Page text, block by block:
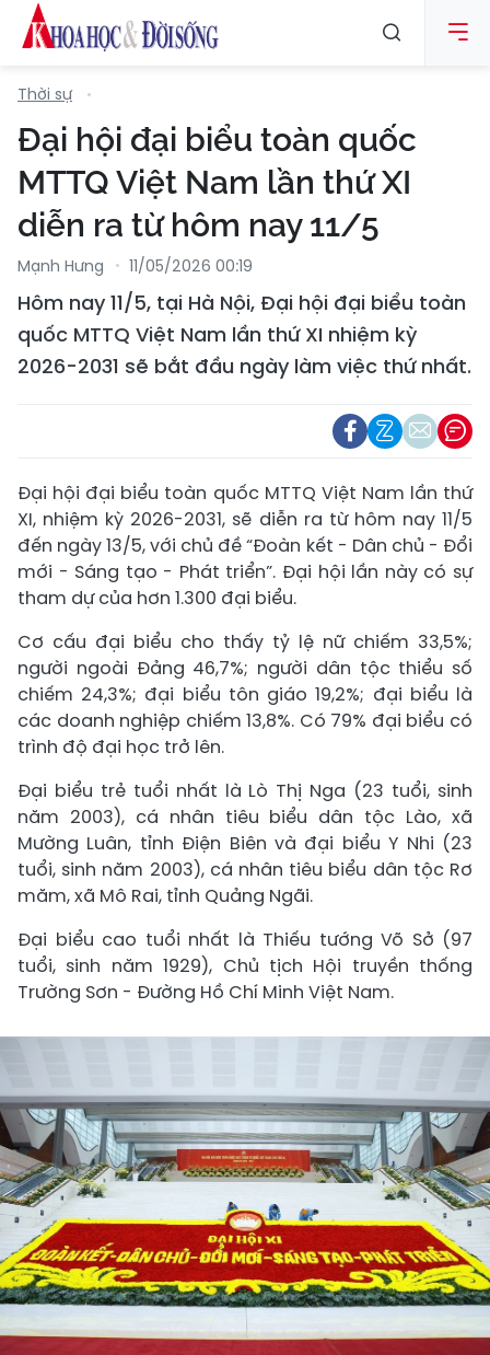
Thời sự
Đại hội đại biểu toàn quốc
MTTQ Việt Nam lần thứ XI
diễn ra từ hôm nay 11/5
Mạnh Hưng 11/05/2026 00:19
Hôm nay 11/5, tại Hà Nội, Đại hội đại biểu toàn
quốc MTTQ Việt Nam lần thứ XI nhiệm kỳ
2026-2031 sẽ bắt đầu ngày làm việc thứ nhất.
Đại hội đại biểu toàn quốc MTTQ Việt Nam lần thứ
XI, nhiệm kỳ 2026-2031, sẽ diễn ra từ hôm nay 11/5
đến ngày 13/5, với chủ đề “Đoàn kết - Dân chủ - Đổi
mới - Sáng tạo - Phát triển”. Đại hội lần này có sự
tham dự của hơn 1.300 đại biểu.
Cơ cấu đại biểu cho thấy tỷ lệ nữ chiếm 33,5%;
người ngoài Đảng 46,7%; người dân tộc thiểu số
chiếm 24,3%; đại biểu tôn giáo 19,2%; đại biểu là
các doanh nghiệp chiếm 13,8%. Có 79% đại biểu có
trình độ đại học trở lên.
Đại biểu trẻ tuổi nhất là Lò Thị Nga (23 tuổi, sinh
năm 2003), cá nhân tiêu biểu dân tộc Lào, xã
Mường Luân, tỉnh Điện Biên và đại biểu Y Nhi (23
tuổi, sinh năm 2003), cá nhân tiêu biểu dân tộc Rơ
măm, xã Mô Rai, tỉnh Quảng Ngãi.
Đại biểu cao tuổi nhất là Thiếu tướng Võ Sở (97
tuổi, sinh năm 1929), Chủ tịch Hội truyền thống
Trường Sơn - Đường Hồ Chí Minh Việt Nam.